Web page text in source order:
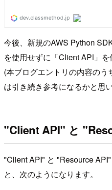
今後、新規のAWS Python
を使用せずに「Client API」を
(本ブログエントリの内容の
は引き続き参考になるかと思
"Client API" と
"Client API" と "Resource
と、次のようになります。